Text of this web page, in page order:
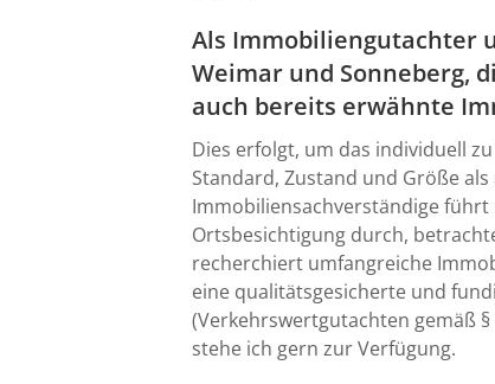
Als Immobiliengutachter
Weimar und Sonneberg,
auch bereits erwähnte
Dies erfolgt, um das individuell
Standard, Zustand und Größe
Immobiliensachverständige
Ortsbesichtigung durch,
recherchiert umfangreiche
eine qualitätsgesicherte und
(Verkehrswertgutachten gemäß
stehe ich gern zur Verfügung.